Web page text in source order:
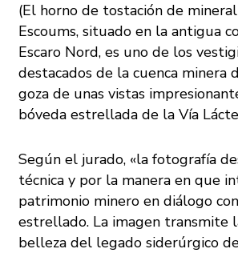
(El horno de tostación de
Escoums, situado en la antigua
Escaro Nord, es uno de los
destacados de la cuenca minera
goza de unas vistas
bóveda estrellada de la Vía
Según el jurado, «la fotografía
técnica y por la manera en que
patrimonio minero en diálogo
estrellado. La imagen transmite
belleza del legado siderúrgico